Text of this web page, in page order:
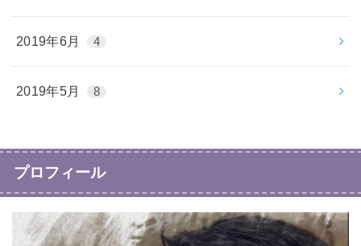
2019年6月 4
2019年5月 8
プロフィール